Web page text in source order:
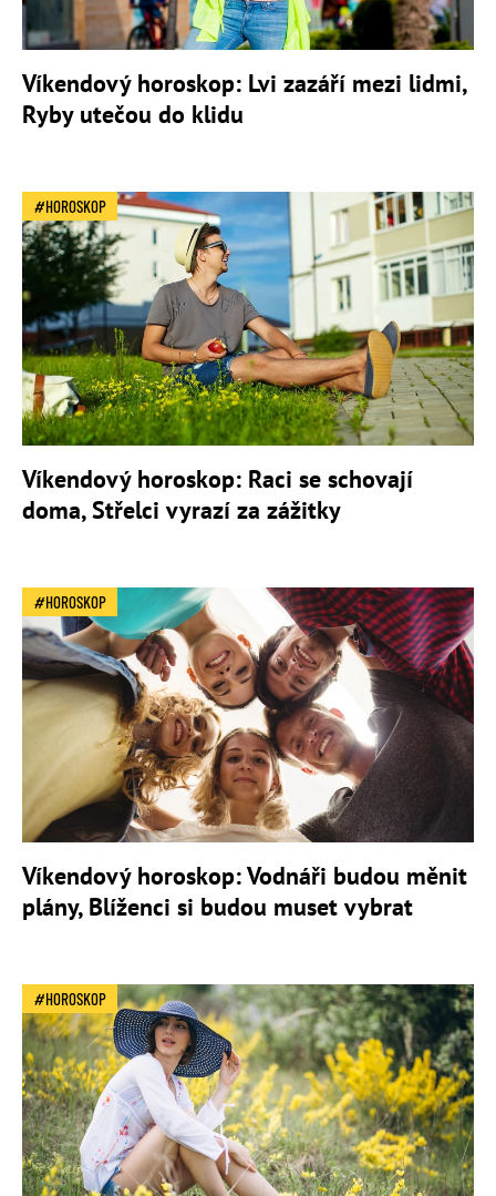
Víkendový horoskop: Lvi zazáří mezi lidmi,
Ryby utečou do klidu
HOROSKOP
Víkendový horoskop: Raci se schovají
doma, Střelci vyrazí za zážitky
HOROSKOP
Víkendový horoskop: Vodnáři budou měnit
plány, Blíženci si budou muset vybrat
HOROSKOP